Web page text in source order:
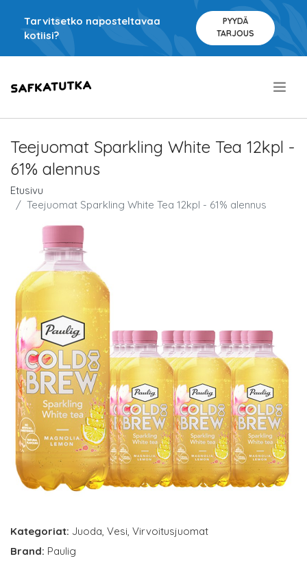
Tarvitsetko naposteltavaa
kotiisi?
PYYDÄ
TARJOUS
Teejuomat Sparkling White Tea 12kpl -
61% alennus
Etusivu
Teejuomat Sparkling White Tea 12kpl - 61% alennus
Kategoriat: Juoda, Vesi, Virvoitusjuomat
Brand: Paulig